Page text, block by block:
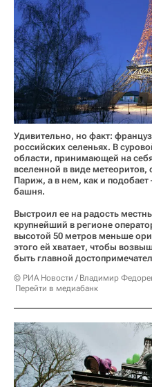
Удивительно, но факт:
российских селеньях. В
области, принимающей на
вселенной в виде метеоритов,
Париж, а в нем, как и подобает
башня.
Выстроил ее на радость
крупнейший в регионе
высотой 50 метров меньше
этого ей хватает, чтобы
быть главной
© РИА Новости / Владимир
Перейти в медиабанк